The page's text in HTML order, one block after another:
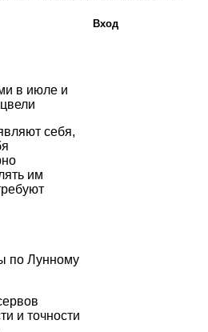
в июле и
себя,
им
по Лунному
и точности
Вход